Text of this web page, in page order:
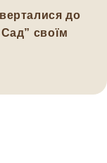
до
своїм